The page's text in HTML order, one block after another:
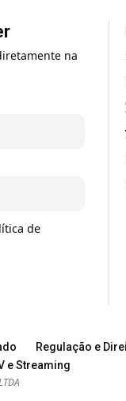
na
de
Regulação e
e Streaming